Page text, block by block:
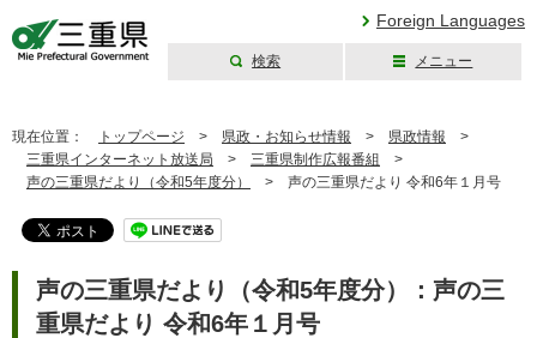
Foreign Languages
検索 メニュー
現在位置： トップページ > 県政・お知らせ情報 > 県政情報 >
三重県インターネット放送局 > 三重県制作広報番組
>
声の三重県だより（令和5年度分）
> 声の三重県だより 令和6年１月号
声の三重県だより（令和5年度分）：声の三
重県だより 令和6年１月号